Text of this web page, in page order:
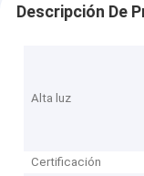
Descripción De
Alta luz
Certificación